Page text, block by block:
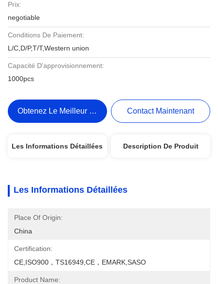
Prix:
negotiable
Conditions De Paiement:
L/C,D/P,T/T,Western union
Capacité D'approvisionnement:
1000pcs
Obtenez Le Meilleur Prix Contact Maintenant
Les Informations Détaillées Description De Produit
Les Informations Détaillées
Place Of Origin:
China
Certification:
CE,ISO900，TS16949,CE，EMARK,SASO
Product Name: